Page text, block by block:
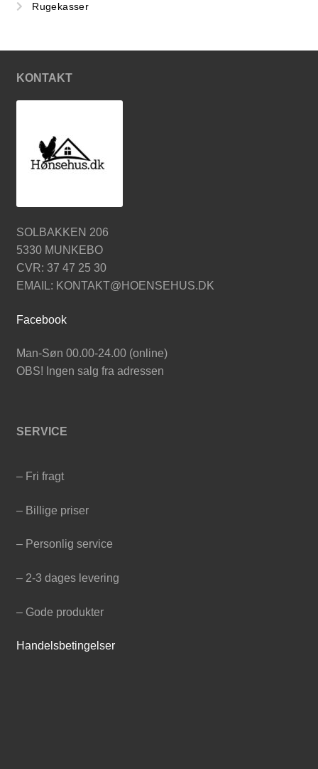
Rugekasser
KONTAKT
SOLBAKKEN 206
5330 MUNKEBO
CVR: 37 47 25 30
EMAIL: KONTAKT@HOENSEHUS.DK
Facebook
Man-Søn 00.00-24.00 (online)
OBS! Ingen salg fra adressen
SERVICE
– Fri fragt
– Billige priser
– Personlig service
– 2-3 dages levering
– Gode produkter
Handelsbetingelser